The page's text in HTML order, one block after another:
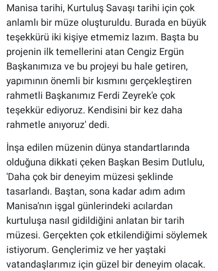
Manisa tarihi, Kurtuluş Savaşı tarihi için çok
anlamlı bir müze oluşturuldu. Burada en büyük
teşekkürü iki kişiye etmemiz lazım. Başta bu
projenin ilk temellerini atan Cengiz Ergün
Başkanımıza ve bu projeyi bu hale getiren,
yapımının önemli bir kısmını gerçekleştiren
rahmetli Başkanımız Ferdi Zeyrek'e çok
teşekkür ediyoruz. Kendisini bir kez daha
rahmetle anıyoruz' dedi.
İnşa edilen müzenin dünya standartlarında
olduğuna dikkati çeken Başkan Besim Dutlulu,
'Daha çok bir deneyim müzesi şeklinde
tasarlandı. Baştan, sona kadar adım adım
Manisa'nın işgal günlerindeki acılardan
kurtuluşa nasıl gidildiğini anlatan bir tarih
müzesi. Gerçekten çok etkilendiğimi söylemek
istiyorum. Gençlerimiz ve her yaştaki
vatandaşlarımız için güzel bir deneyim olacak.